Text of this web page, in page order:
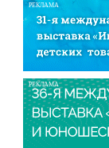
РЕКЛАМА
РЕКЛАМА